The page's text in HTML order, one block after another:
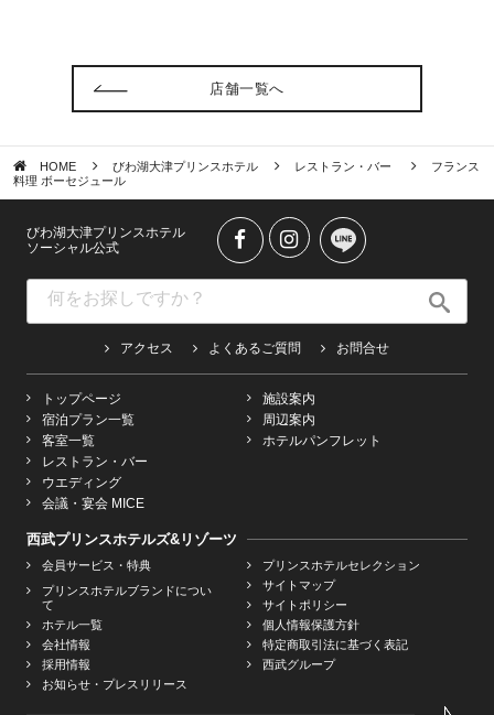
店舗一覧へ
HOME びわ湖大津プリンスホテル レストラン・バー
フランス
料理 ボーセジュール
びわ湖大津プリンスホテル
ソーシャル公式
アクセス よくあるご質問 お問合せ
トップページ
宿泊プラン一覧
客室一覧
レストラン・バー
ウエディング
会議・宴会 MICE
施設案内
周辺案内
ホテルパンフレット
西武プリンスホテルズ&リゾーツ
会員サービス・特典
プリンスホテルブランドについ
て
ホテル一覧
会社情報
採用情報
お知らせ・プレスリリース
プリンスホテルセレクション
サイトマップ
サイトポリシー
個人情報保護方針
特定商取引法に基づく表記
西武グループ